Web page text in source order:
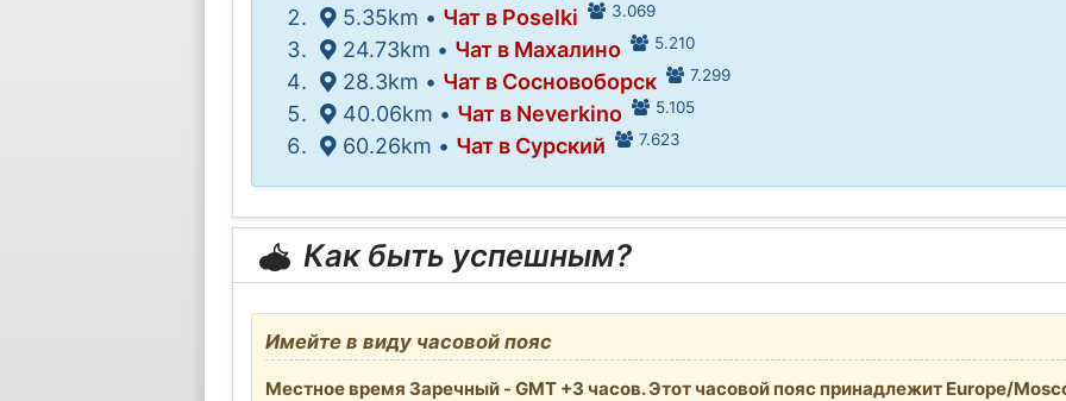
5.35km • Чат в Poselki 3.069
24.73km • Чат в Махалино 5.210
28.3km • Чат в Сосновоборск 7.299
40.06km • Чат в Neverkino 5.105
60.26km • Чат в Сурский 7.623
Как быть успешным?
Имейте в виду часовой пояс
Местное время Заречный - GMT +3 часов. Этот часовой пояс принадлежит Europe/